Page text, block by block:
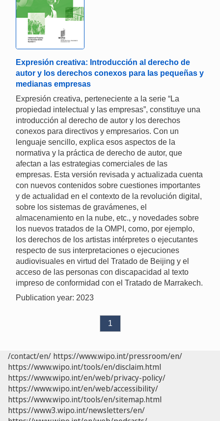
Expresión creativa: Introducción al derecho de
autor y los derechos conexos para las pequeñas y
medianas empresas
Expresión creativa, perteneciente a la serie “La
propiedad intelectual y las empresas”, constituye una
introducción al derecho de autor y los derechos
conexos para directivos y empresarios. Con un
lenguaje sencillo, explica esos aspectos de la
normativa y la práctica de derecho de autor, que
afectan a las estrategias comerciales de las
empresas. Esta versión revisada y actualizada cuenta
con nuevos contenidos sobre cuestiones importantes
y de actualidad en el contexto de la revolución digital,
sobre los sistemas de gravámenes, el
almacenamiento en la nube, etc., y novedades sobre
los nuevos tratados de la OMPI, como, por ejemplo,
los derechos de los artistas intérpretes o ejecutantes
respecto de sus interpretaciones o ejecuciones
audiovisuales en virtud del Tratado de Beijing y el
acceso de las personas con discapacidad al texto
impreso de conformidad con el Tratado de Marrakech.
Publication year: 2023
1
/contact/en/ https://www.wipo.int/pressroom/en/
https://www.wipo.int/tools/en/disclaim.html
https://www.wipo.int/en/web/privacy-policy/
https://www.wipo.int/en/web/accessibility/
https://www.wipo.int/tools/en/sitemap.html
https://www3.wipo.int/newsletters/en/